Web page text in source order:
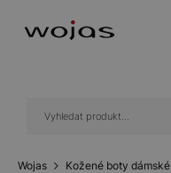
Wojas Kožené boty dámské